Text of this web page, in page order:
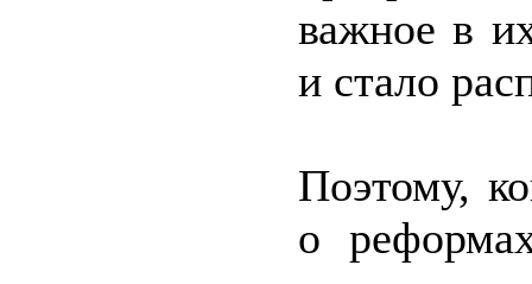
важное в
и стало
Поэтому,
о